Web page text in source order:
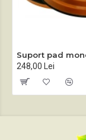
248,00 Lei